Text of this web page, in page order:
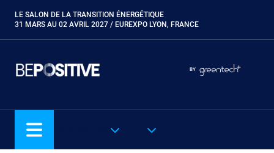
contenu
Paragraphes
LE SALON DE LA TRANSITION ÉNERGÉTIQUE
31 MARS AU 02 AVRIL 2027 / EUREXPO LYON, FRANCE
Paragraphes Paragraphes
BY